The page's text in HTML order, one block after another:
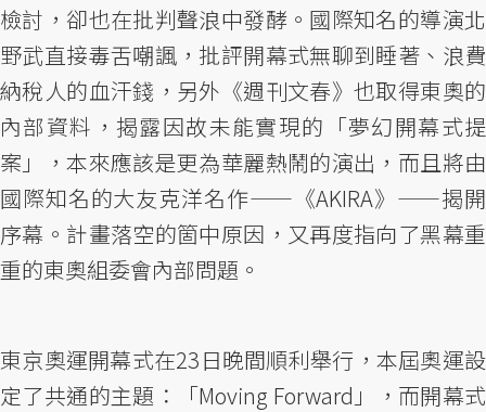
檢討，卻也在批判聲浪中發酵。國際知名的導演北
野武直接毒舌嘲諷，批評開幕式無聊到睡著、浪費
納稅人的血汗錢，另外《週刊文春》也取得東奧的
內部資料，揭露因故未能實現的「夢幻開幕式提
案」，本來應該是更為華麗熱鬧的演出，而且將由
國際知名的大友克洋名作——《AKIRA》——揭開
序幕。計畫落空的箇中原因，又再度指向了黑幕重
重的東奧組委會內部問題。
東京奧運開幕式在23日晚間順利舉行，本屆奧運設
定了共通的主題：「Moving Forward」，而開幕式